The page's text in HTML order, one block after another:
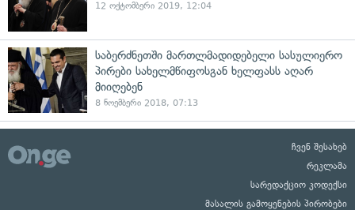
12 ოქტომბერი 2019, 12:04
საბერძნეთში მართლმადიდებელი სასულიერო
პირები სახელმწიფოსგან ხელფასს აღარ
მიიღებენ
8 ნოემბერი 2018, 07:13
ჩვენ შესახებ
რეკლამა
სარედაქციო კოდექსი
მასალის გამოყენების პირობები